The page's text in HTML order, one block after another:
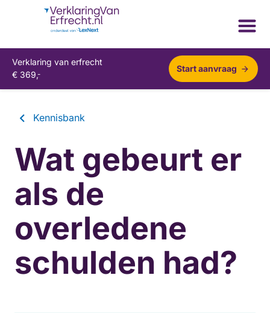
Kennisbank
Wat gebeurt er
als de
overledene
schulden had?
Verklaring van erfrecht
€ 369,-
Start aanvraag